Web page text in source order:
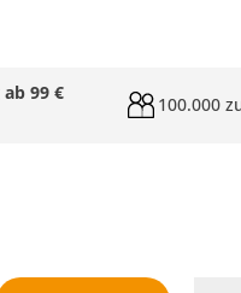
ab 99 €
100.000